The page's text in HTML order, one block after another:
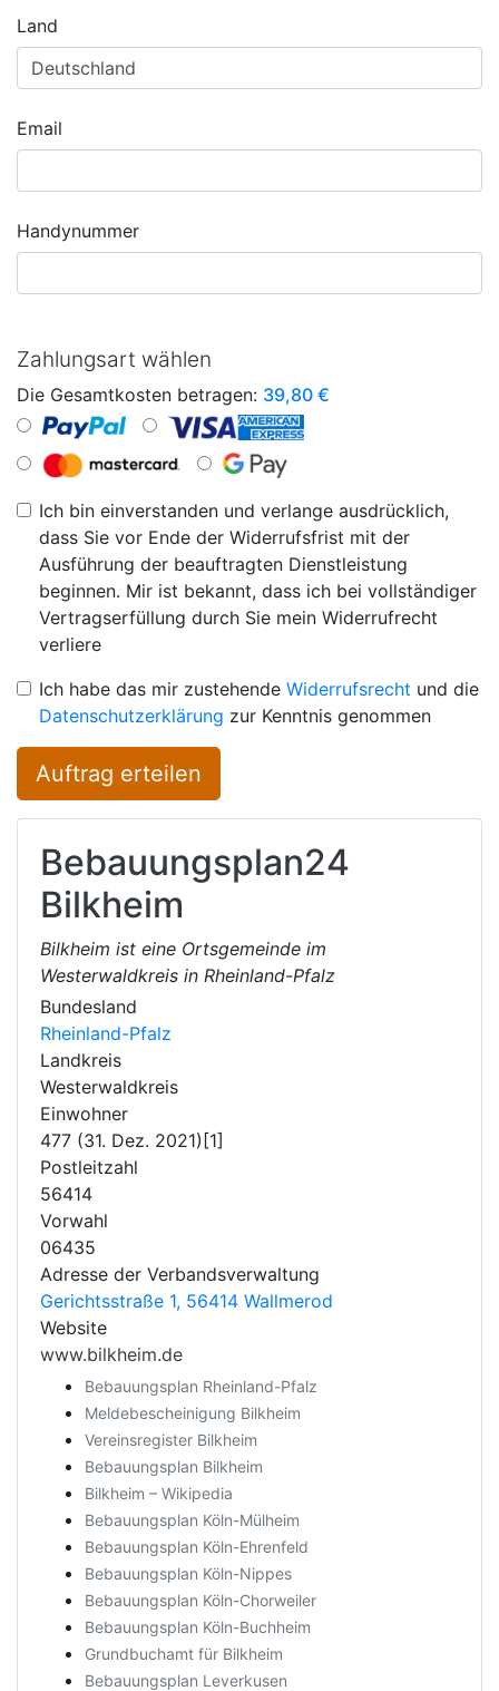
Land
Email
Handynummer
Zahlungsart wählen
Die Gesamtkosten betragen: 39,80 €
Ich bin einverstanden und verlange ausdrücklich,
dass Sie vor Ende der Widerrufsfrist mit der
Ausführung der beauftragten Dienstleistung
beginnen. Mir ist bekannt, dass ich bei vollständiger
Vertragserfüllung durch Sie mein Widerrufrecht
verliere
Ich habe das mir zustehende Widerrufsrecht und die
Datenschutzerklärung zur Kenntnis genommen
Auftrag erteilen
Bebauungsplan24
Bilkheim
Bilkheim ist eine Ortsgemeinde im
Westerwaldkreis in Rheinland-Pfalz
Bundesland
Rheinland-Pfalz
Landkreis
Westerwaldkreis
Einwohner
477 (31. Dez. 2021)[1]
Postleitzahl
56414
Vorwahl
06435
Adresse der Verbandsverwaltung
Gerichtsstraße 1, 56414 Wallmerod
Website
www.bilkheim.de
Bebauungsplan Rheinland-Pfalz
Meldebescheinigung Bilkheim
Vereinsregister Bilkheim
Bebauungsplan Bilkheim
Bilkheim – Wikipedia
Bebauungsplan Köln-Mülheim
Bebauungsplan Köln-Ehrenfeld
Bebauungsplan Köln-Nippes
Bebauungsplan Köln-Chorweiler
Bebauungsplan Köln-Buchheim
Grundbuchamt für Bilkheim
Bebauungsplan Leverkusen